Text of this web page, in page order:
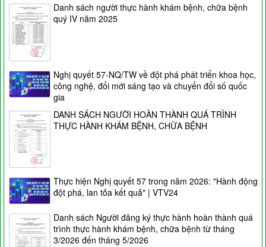
Danh sách người thực hành khám bệnh, chữa bệnh
quý IV năm 2025
Nghị quyết 57-NQ/TW về đột phá phát triển khoa học,
công nghệ, đổi mới sáng tạo và chuyển đổi số quốc
gia
DANH SÁCH NGƯỜI HOÀN THÀNH QUÁ TRÌNH
THỰC HÀNH KHÁM BỆNH, CHỮA BỆNH
Thực hiện Nghị quyết 57 trong năm 2026: "Hành động
đột phá, lan tỏa kết quả" | VTV24
Danh sách Người đăng ký thực hành hoàn thành quá
trình thực hành khám bệnh, chữa bệnh từ tháng
3/2026 đến tháng 5/2026